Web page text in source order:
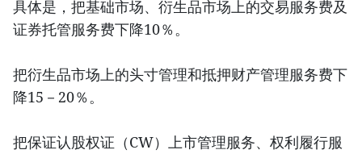
具体是，把基础市场、衍生品市场上的交易服务费及
证券托管服务费下降10％。
把衍生品市场上的头寸管理和抵押财产管理服务费下
降15－20％。
把保证认股权证（CW）上市管理服务、权利履行服